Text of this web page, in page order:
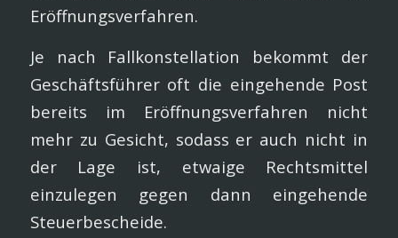
Eröffnungsverfahren.
Je nach Fallkonstellation bekommt der
Geschäftsführer oft die eingehende Post
bereits im Eröffnungsverfahren nicht
mehr zu Gesicht, sodass er auch nicht in
der Lage ist, etwaige Rechtsmittel
einzulegen gegen dann eingehende
Steuerbescheide.